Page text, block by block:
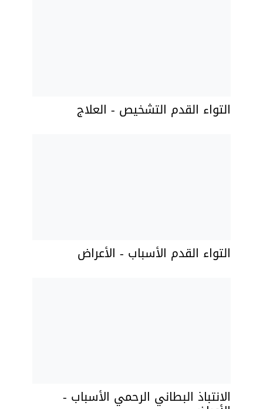
التواء القدم التشخيص - العلاج
التواء القدم الأسباب - الأعراض
الانتباذ البطاني الرحمي الأسباب -